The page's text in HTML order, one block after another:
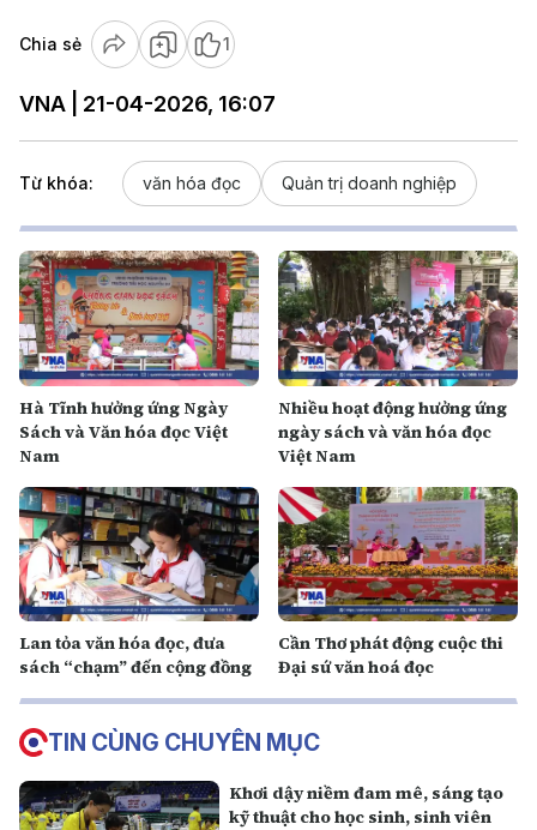
Chia sẻ 1
VNA | 21-04-2026, 16:07
Từ khóa: văn hóa đọc Quản trị doanh nghiệp
Hà Tĩnh hưởng ứng Ngày
Sách và Văn hóa đọc Việt
Nam
Nhiều hoạt động hưởng ứng
ngày sách và văn hóa đọc
Việt Nam
Lan tỏa văn hóa đọc, đưa
sách “chạm” đến cộng đồng
Cần Thơ phát động cuộc thi
Đại sứ văn hoá đọc
TIN CÙNG CHUYÊN MỤC
Khơi dậy niềm đam mê, sáng tạo
kỹ thuật cho học sinh, sinh viên